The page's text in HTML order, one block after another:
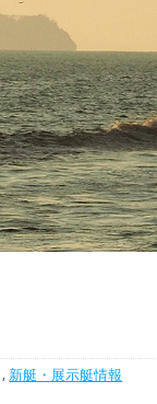
, 新艇・展示艇情報